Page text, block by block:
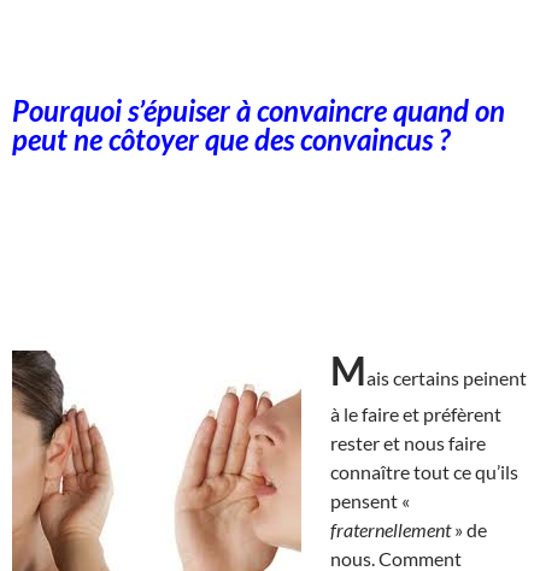
Pourquoi s’épuiser à convaincre quand on
peut ne côtoyer que des convaincus ?
Mais certains peinent
à le faire et préfèrent
rester et nous faire
connaître tout ce qu’ils
pensent «
fraternellement» de
nous. Comment